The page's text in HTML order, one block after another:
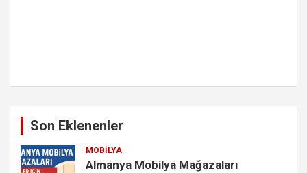
Son Eklenenler
MOBILYA
Almanya Mobilya Mağazaları